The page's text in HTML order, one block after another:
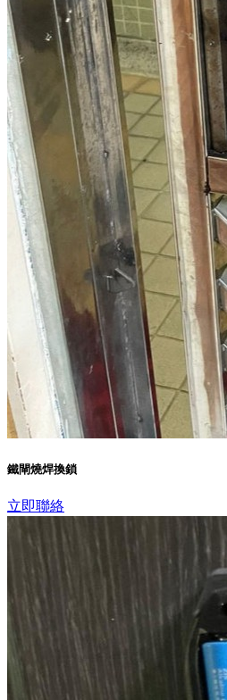
鐵閘燒焊換鎖
立即聯絡